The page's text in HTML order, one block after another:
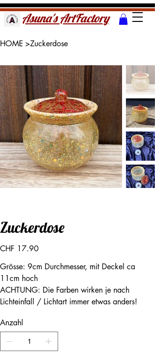
Asuna's ArtFactory
HOME >Zuckerdose
Zuckerdose
Preis
CHF 17.90
Grösse: 9cm Durchmesser, mit Deckel ca
11cm hoch
ACHTUNG: Die Farben wirken je nach
Lichteinfall / Lichtart immer etwas anders!
Anzahl